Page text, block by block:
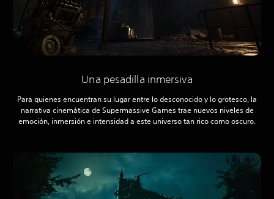
Una pesadilla inmersiva
Para quienes encuentran su lugar entre lo desconocido y lo grotesco, la
narrativa cinemática de Supermassive Games trae nuevos niveles de
emoción, inmersión e intensidad a este universo tan rico como oscuro.